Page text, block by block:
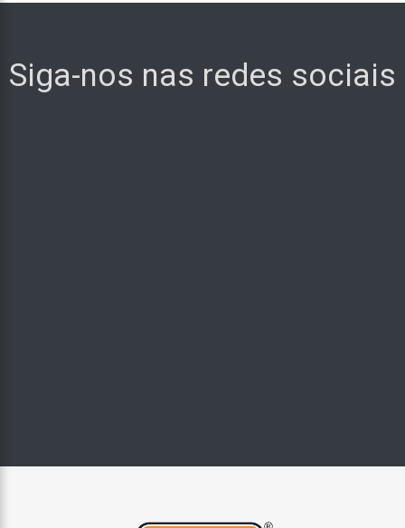
Siga-nos nas redes sociais